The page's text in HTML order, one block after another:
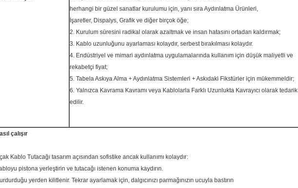
herhangi bir güzel sanatlar kurulumu için, yanı sıra Aydınlatma Ürünleri,
İşaretler, Dispalys, Grafik ve diğer birçok öğe;
2. Kurulum süresini radikal olarak azaltmak ve insan hatasını ortadan kaldırmak;
3. Kablo uzunluğunu ayarlaması kolaydır, serbest bırakılması kolaydır.
4. Endüstriyel ve mimari aydınlatma uygulamalarında kullanım için düşük maliyetli ve
rekabetçi fiyat;
5. Tabela Askıya Alma + Aydınlatma Sistemleri + Askıdaki Fikstürler için mükemmeldir;
6. Yalnızca Kavrama Kavramı veya Kablolarla Farklı Uzunlukta Kavrayıcı olarak tedarik
edilir.
çalışır
Kablo Tutacağı tasarım açısından sofistike ancak kullanımı kolaydır:
pistona yerleştirin ve tutacağı istenen konuma kaydırın.
yerden kilitlenir. Tekrar ayarlamak için, dalgıcınızı parmağınızın ucuyla bastırın